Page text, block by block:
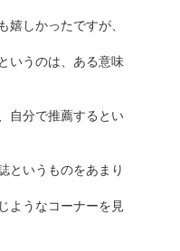
しかったですが、
いうのは、ある意味
自分で推薦するとい
というものをあまり
ようなコーナーを見